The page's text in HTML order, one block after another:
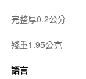
完整厚0.2公分
殘重1.95公克
語言